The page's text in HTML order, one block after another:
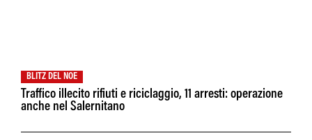
BLITZ DEL NOE
Traffico illecito rifiuti e riciclaggio, 11 arresti: operazione
anche nel Salernitano